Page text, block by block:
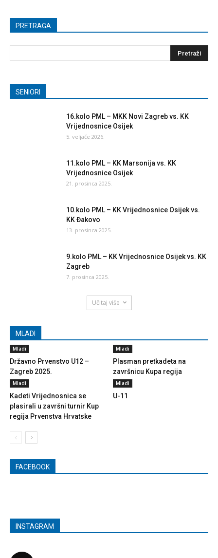
PRETRAGA
SENIORI
16.kolo PML – MKK Novi Zagreb vs. KK
Vrijednosnice Osijek
5. veljače 2026.
11.kolo PML – KK Marsonija vs. KK
Vrijednosnice Osijek
21. prosinca 2025.
10.kolo PML – KK Vrijednosnice Osijek vs.
KK Đakovo
13. prosinca 2025.
9.kolo PML – KK Vrijednosnice Osijek vs. KK
Zagreb
7. prosinca 2025.
Učitaj više
MLADI
Mladi
Državno Prvenstvo U12 –
Zagreb 2025.
Mladi
Plasman pretkadeta na
završnicu Kupa regija
Mladi
Kadeti Vrijednosnica se
plasirali u završni turnir Kup
regija Prvenstva Hrvatske
Mladi
U-11
FACEBOOK
INSTAGRAM